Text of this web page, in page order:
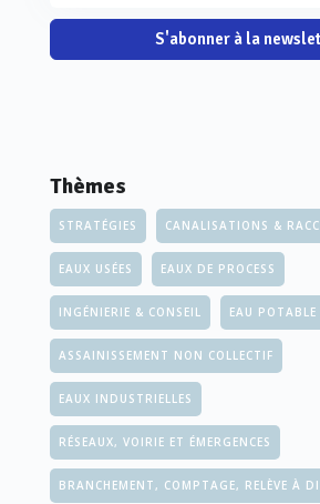
S'abonner à la
Thèmes
STRATÉGIES CANALISATIONS &
EAUX USÉES EAUX DE PROCESS
INGÉNIERIE & CONSEIL EAU POTABLE
ASSAINISSEMENT NON COLLECTIF
EAUX INDUSTRIELLES
RÉSEAUX, VOIRIE ET ÉMERGENCES
BRANCHEMENT, COMPTAGE, RELÈVE À